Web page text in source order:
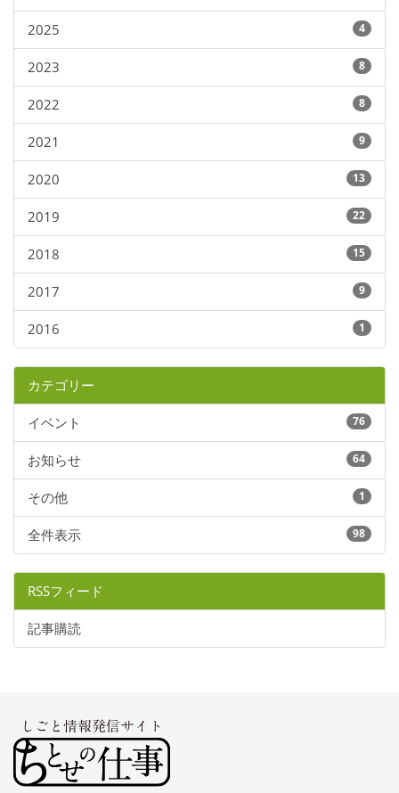
2025 4
2023 8
2022 8
2021 9
2020 13
2019 22
2018 15
2017 9
2016 1
カテゴリー
イベント 76
お知らせ 64
その他 1
全件表示 98
RSSフィード
記事購読